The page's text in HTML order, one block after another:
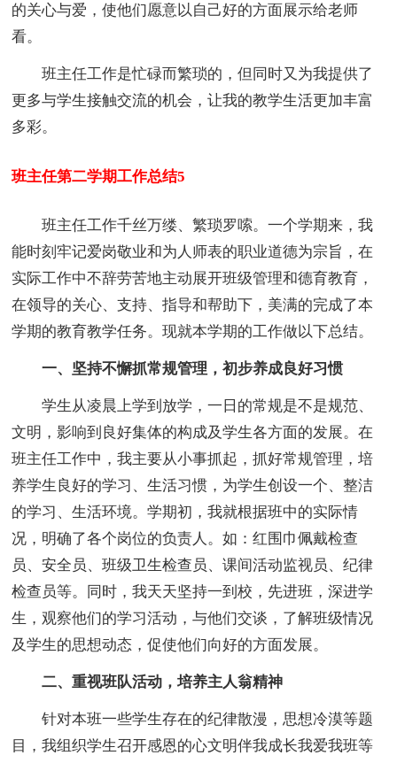
的关心与爱，使他们愿意以自己好的方面展示给老师
看。
班主任工作是忙碌而繁琐的，但同时又为我提供了
更多与学生接触交流的机会，让我的教学生活更加丰富
多彩。
班主任第二学期工作总结5
班主任工作千丝万缕、繁琐罗嗦。一个学期来，我
能时刻牢记爱岗敬业和为人师表的职业道德为宗旨，在
实际工作中不辞劳苦地主动展开班级管理和德育教育，
在领导的关心、支持、指导和帮助下，美满的完成了本
学期的教育教学任务。现就本学期的工作做以下总结。
一、坚持不懈抓常规管理，初步养成良好习惯
学生从凌晨上学到放学，一日的常规是不是规范、
文明，影响到良好集体的构成及学生各方面的发展。在
班主任工作中，我主要从小事抓起，抓好常规管理，培
养学生良好的学习、生活习惯，为学生创设一个、整洁
的学习、生活环境。学期初，我就根据班中的实际情
况，明确了各个岗位的负责人。如：红围巾佩戴检查
员、安全员、班级卫生检查员、课间活动监视员、纪律
检查员等。同时，我天天坚持一到校，先进班，深进学
生，观察他们的学习活动，与他们交谈，了解班级情况
及学生的思想动态，促使他们向好的方面发展。
二、重视班队活动，培养主人翁精神
针对本班一些学生存在的纪律散漫，思想冷漠等题
目，我组织学生召开感恩的心文明伴我成长我爱我班等